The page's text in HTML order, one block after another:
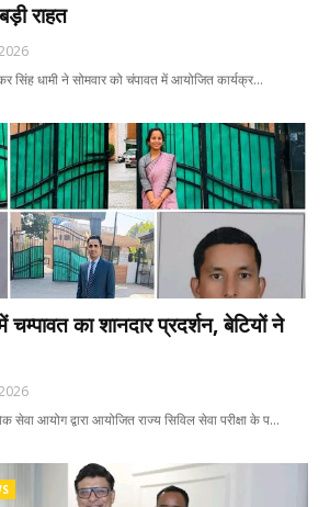
राहत
सिंह धामी ने सोमवार को चंपावत में आयोजित कार्यक्र…
चम्पावत का शानदार प्रदर्शन, बेटियों ने
सेवा आयोग द्वारा आयोजित राज्य सिविल सेवा परीक्षा के प…